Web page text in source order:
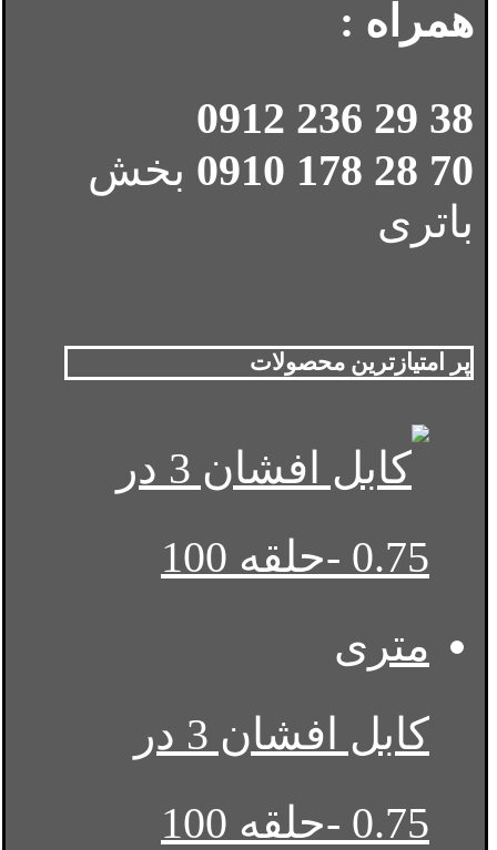
همراه :
38 29 236 0912
70 28 178 0910
بخش
باتری
پر امتیازترین محصولات
کابل افشان 3 در
0.75 -حلقه 100